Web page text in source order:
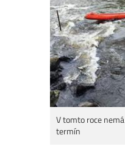
V tomto roce nemá
termín